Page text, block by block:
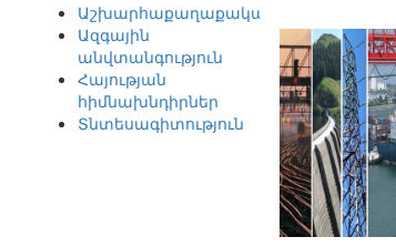
Աշխարհաքաղաքականություն
Ազգային
անվտանգություն
Հայության
հիմնախնդիրներ
Տնտեսագիտություն